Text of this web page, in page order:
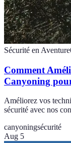
Sécurité en Aventure
Comment
Canyoning
Améliorez vos
sécurité avec nos
canyoningsécurité
Aug 5